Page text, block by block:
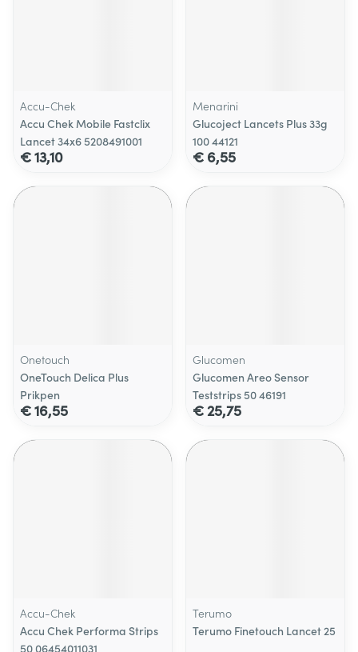
Accu-Chek
Accu Chek Mobile Fastclix
Lancet 34x6 5208491001
€ 13,10
Menarini
Glucoject Lancets Plus 33g
100 44121
€ 6,55
Onetouch
OneTouch Delica Plus
Prikpen
€ 16,55
Glucomen
Glucomen Areo Sensor
Teststrips 50 46191
€ 25,75
Accu-Chek
Accu Chek Performa Strips
50 06454011031
Terumo
Terumo Finetouch Lancet 25